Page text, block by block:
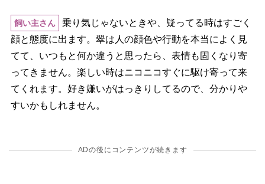
飼い主さん
乗り気じゃないときや、疑ってる時はすごく
顔と態度に出ます。翠は人の顔色や行動を本当によく見
てて、いつもと何か違うと思ったら、表情も固くなり寄
ってきません。楽しい時はニコニコすぐに駆け寄って来
てくれます。好き嫌いがはっきりしてるので、分かり
すいかもしれません。
ADの後にコンテンツが続きます